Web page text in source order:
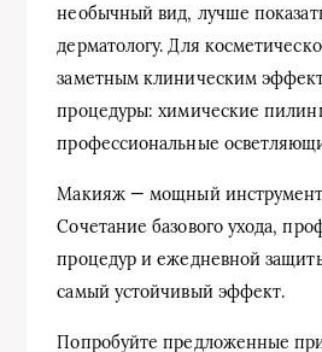
необычный вид, лучше
дерматологу. Для
заметным клиническим
процедуры: химические
профессиональные
Макияж — мощный
Сочетание базового ухода,
процедур и ежедневной
самый устойчивый эффект.
Попробуйте предложенные